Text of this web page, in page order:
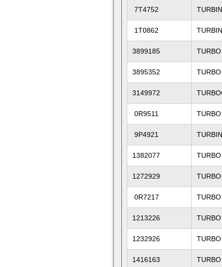
7T4752
1T0862
3899185
3895352
3149972
0R9511
9P4921
1382077
1272929
0R7217
1213226
1232926
1416163